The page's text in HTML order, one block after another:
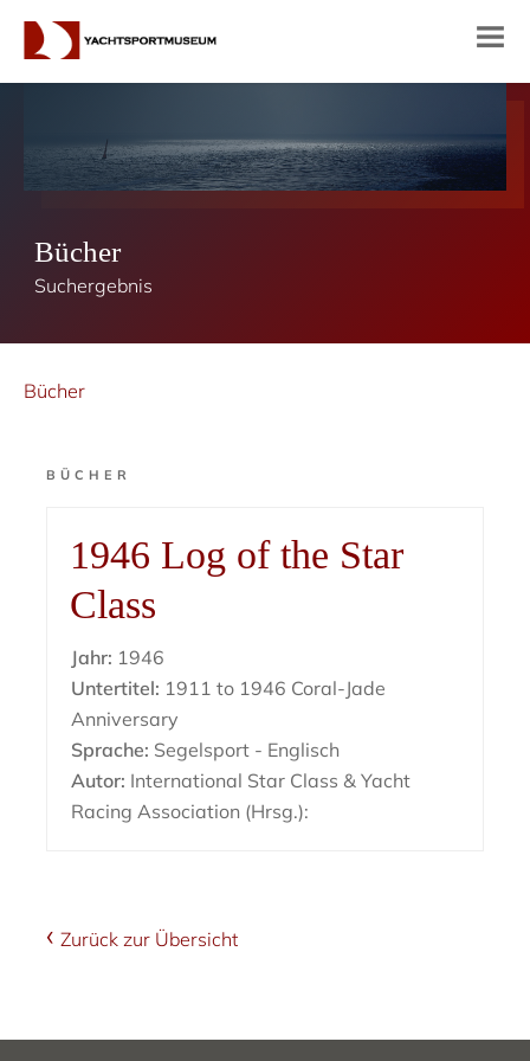
Bücher
Suchergebnis
Bücher
BÜCHER
1946 Log of the Star
Class
Jahr: 1946
Untertitel: 1911 to 1946 Coral-Jade
Anniversary
Sprache: Segelsport - Englisch
Autor: International Star Class & Yacht
Racing Association (Hrsg.):
Zurück zur Übersicht